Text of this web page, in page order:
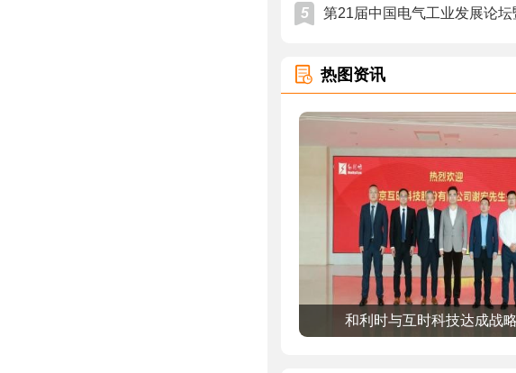
5 第21届中国电气工业发展论
热图资讯
和利时与互时科技达成战